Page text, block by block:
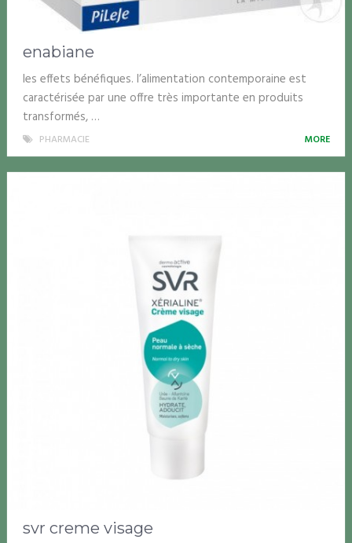
enabiane
les effets bénéfiques. l’alimentation contemporaine est
caractérisée par une offre très importante en produits
transformés, …
PHARMACIE MORE
svr creme visage